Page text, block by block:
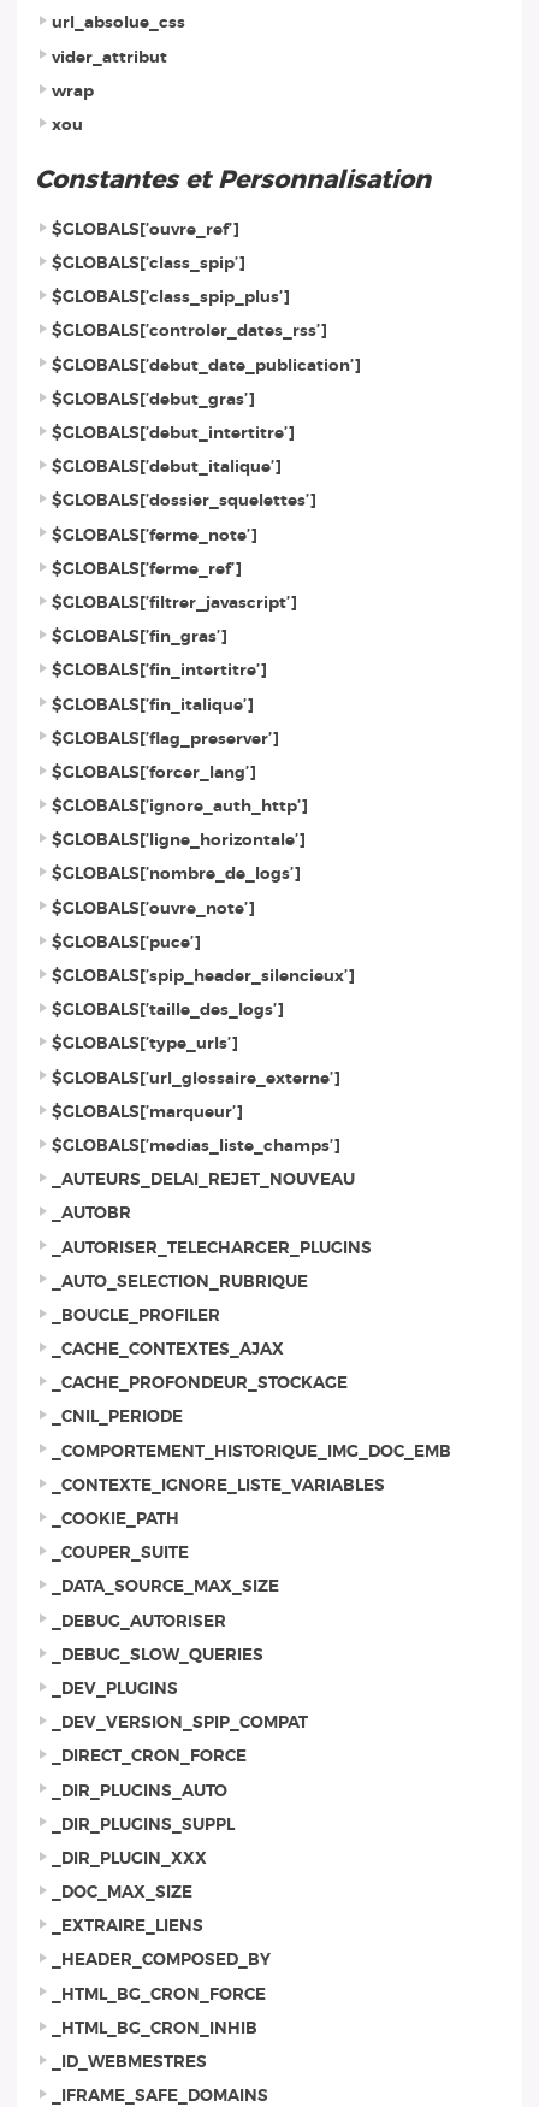
url_absolue_css
vider_attribut
wrap
xou
Constantes et Personnalisation
$GLOBALS[’ouvre_ref’]
$GLOBALS[’class_spip’]
$GLOBALS[’class_spip_plus’]
$GLOBALS[’controler_dates_rss’]
$GLOBALS[’debut_date_publication’]
$GLOBALS[’debut_gras’]
$GLOBALS[’debut_intertitre’]
$GLOBALS[’debut_italique’]
$GLOBALS[’dossier_squelettes’]
$GLOBALS[’ferme_note’]
$GLOBALS[’ferme_ref’]
$GLOBALS[’filtrer_javascript’]
$GLOBALS[’fin_gras’]
$GLOBALS[’fin_intertitre’]
$GLOBALS[’fin_italique’]
$GLOBALS[’flag_preserver’]
$GLOBALS[’forcer_lang’]
$GLOBALS[’ignore_auth_http’]
$GLOBALS[’ligne_horizontale’]
$GLOBALS[’nombre_de_logs’]
$GLOBALS[’ouvre_note’]
$GLOBALS[’puce’]
$GLOBALS[’spip_header_silencieux’]
$GLOBALS[’taille_des_logs’]
$GLOBALS[’type_urls’]
$GLOBALS[’url_glossaire_externe’]
$GLOBALS[’marqueur’]
$GLOBALS[’medias_liste_champs’]
_AUTEURS_DELAI_REJET_NOUVEAU
_AUTOBR
_AUTORISER_TELECHARGER_PLUGINS
_AUTO_SELECTION_RUBRIQUE
_BOUCLE_PROFILER
_CACHE_CONTEXTES_AJAX
_CACHE_PROFONDEUR_STOCKAGE
_CNIL_PERIODE
_COMPORTEMENT_HISTORIQUE_IMG_DOC_EMB
_CONTEXTE_IGNORE_LISTE_VARIABLES
_COOKIE_PATH
_COUPER_SUITE
_DATA_SOURCE_MAX_SIZE
_DEBUG_AUTORISER
_DEBUG_SLOW_QUERIES
_DEV_PLUGINS
_DEV_VERSION_SPIP_COMPAT
_DIRECT_CRON_FORCE
_DIR_PLUGINS_AUTO
_DIR_PLUGINS_SUPPL
_DIR_PLUGIN_XXX
_DOC_MAX_SIZE
_EXTRAIRE_LIENS
_HEADER_COMPOSED_BY
_HTML_BG_CRON_FORCE
_HTML_BG_CRON_INHIB
_ID_WEBMESTRES
_IFRAME_SAFE_DOMAINS